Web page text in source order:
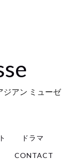
アン ミューゼ
ドラマ
CONTACT